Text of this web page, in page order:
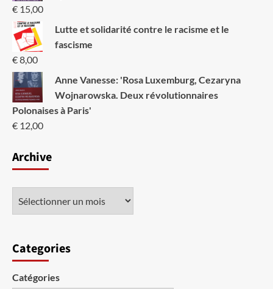
€ 15,00
Lutte et solidarité contre le racisme et le
fascisme
€8,00
Anne Vanesse: 'Rosa Luxemburg, Cezaryna
Wojnarowska. Deux révolutionnaires
Polonaises à Paris'
€ 12,00
Archive
Categories
Catégories